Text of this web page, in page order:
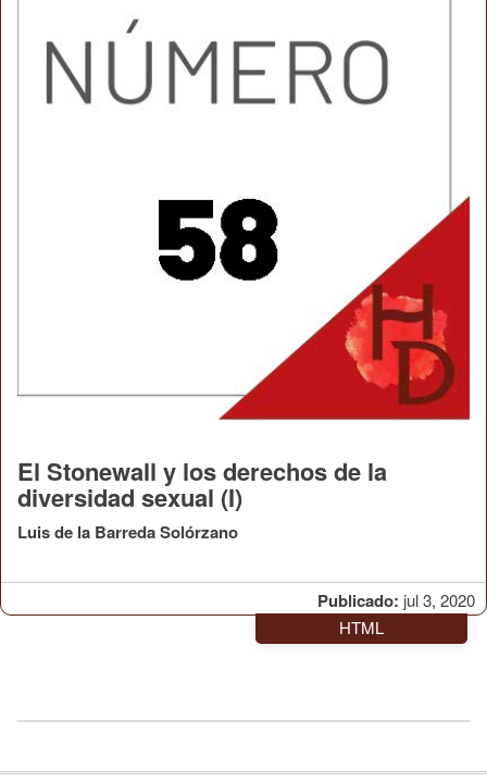
Publicado: jul 3, 2020
El Stonewall y los derechos de la
diversidad sexual (I)
Luis de la Barreda Solórzano
HTML